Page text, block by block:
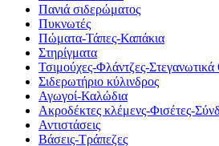
Πανιά σιδερώματος
Πυκνωτές
Πώματα-Τάπες-Καπάκια
Στηρίγματα
Τσιμούχες-Φλάντζες-
Σιδερωτήριο κύλινδρος
Αγωγοί-Καλώδια
Ακροδέκτες κλέμενς-Φισέτες-
Αντιστάσεις
Βάσεις-Τράπεζες